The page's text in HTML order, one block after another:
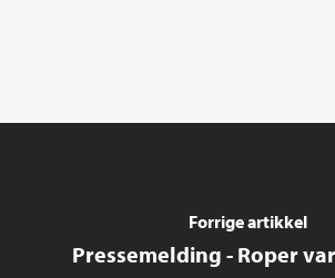
Forrige artikkel
Pressemelding - Roper